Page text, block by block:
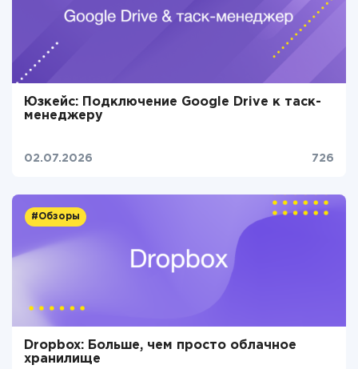
Юзкейс: Подключение Google Drive к таск-
менеджеру
02.07.2026 726
#Обзоры
Dropbox: Больше, чем просто облачное
хранилище